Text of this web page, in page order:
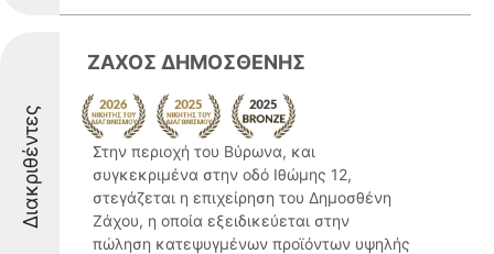
Διακριθέντες
ΖΑΧΟΣ ΔΗΜΟΣΘΕΝΗΣ
Στην περιοχή του Βύρωνα, και
συγκεκριμένα στην οδό Ιθώμης 12,
στεγάζεται η επιχείρηση του Δημοσθένη
Ζάχου, η οποία εξειδικεύεται στην
πώληση κατεψυγμένων προϊόντων υψηλής